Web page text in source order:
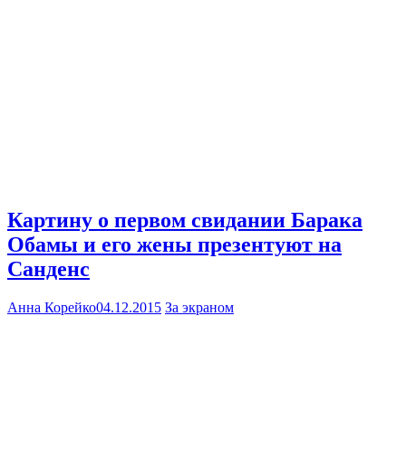
Картину о первом свидании Барака
Обамы и его жены презентуют на
Санденс
Анна Корейко04.12.2015 За экраном